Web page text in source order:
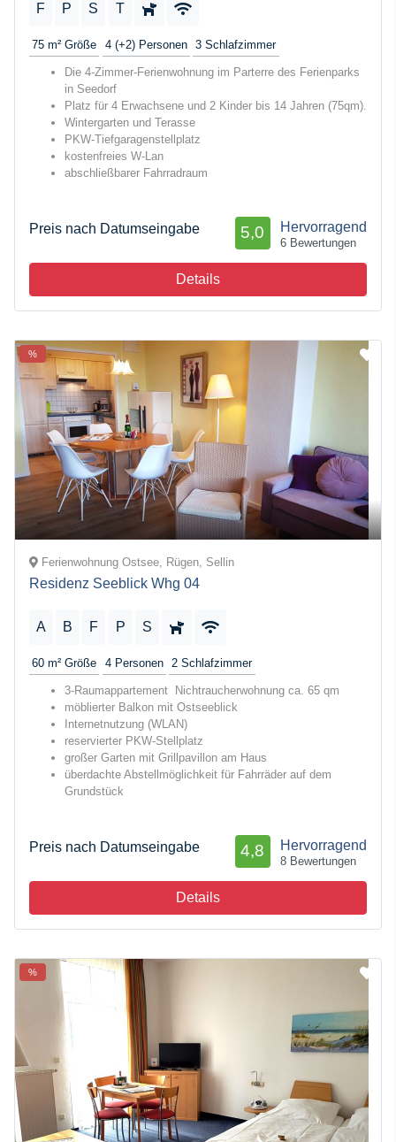
F P S T
75 m² Größe 4 (+2) Personen 3 Schlafzimmer
Die 4-Zimmer-Ferienwohnung im Parterre des Ferienparks
in Seedorf
Platz für 4 Erwachsene und 2 Kinder bis 14 Jahren (75qm).
Wintergarten und Terasse
PKW-Tiefgaragenstellplatz
kostenfreies W-Lan
abschließbarer Fahrradraum
Preis nach Datumseingabe Hervorragend
5,0
6 Bewertungen
Details
%
Ferienwohnung Ostsee, Rügen, Sellin
Residenz Seeblick Whg 04
A B F P S
60 m² Größe 4 Personen 2 Schlafzimmer
3-Raumappartement Nichtraucherwohnung ca. 65 qm
möblierter Balkon mit Ostseeblick
Internetnutzung (WLAN)
reservierter PKW-Stellplatz
großer Garten mit Grillpavillon am Haus
überdachte Abstellmöglichkeit für Fahrräder auf dem
Grundstück
Preis nach Datumseingabe Hervorragend
4,8
8 Bewertungen
Details
%